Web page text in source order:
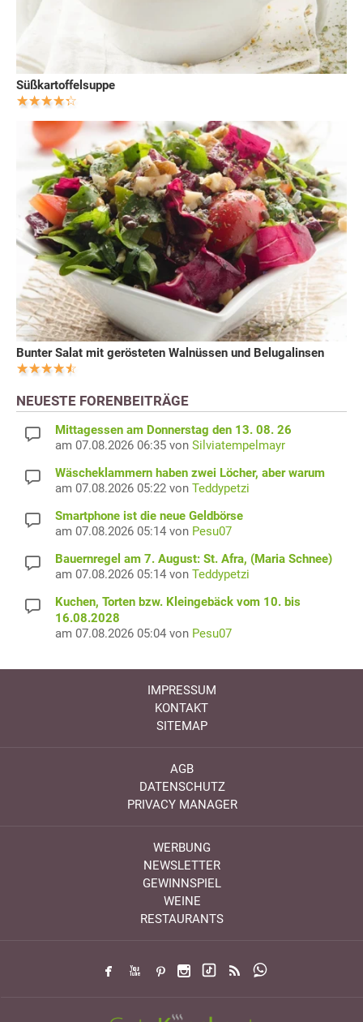
Süßkartoffelsuppe
Bunter Salat mit gerösteten Walnüssen und Belugalinsen
NEUESTE FORENBEITRÄGE
Mittagessen am Donnerstag den 13. 08. 26
am 07.08.2026 06:35 von Silviatempelmayr
Wäscheklammern haben zwei Löcher, aber warum
am 07.08.2026 05:22 von Teddypetzi
Smartphone ist die neue Geldbörse
am 07.08.2026 05:14 von Pesu07
Bauernregel am 7. August: St. Afra, (Maria Schnee)
am 07.08.2026 05:14 von Teddypetzi
Kuchen, Torten bzw. Kleingebäck vom 10. bis
16.08.2028
am 07.08.2026 05:04 von Pesu07
IMPRESSUM
KONTAKT
SITEMAP
AGB
DATENSCHUTZ
PRIVACY MANAGER
WERBUNG
NEWSLETTER
GEWINNSPIEL
WEINE
RESTAURANTS